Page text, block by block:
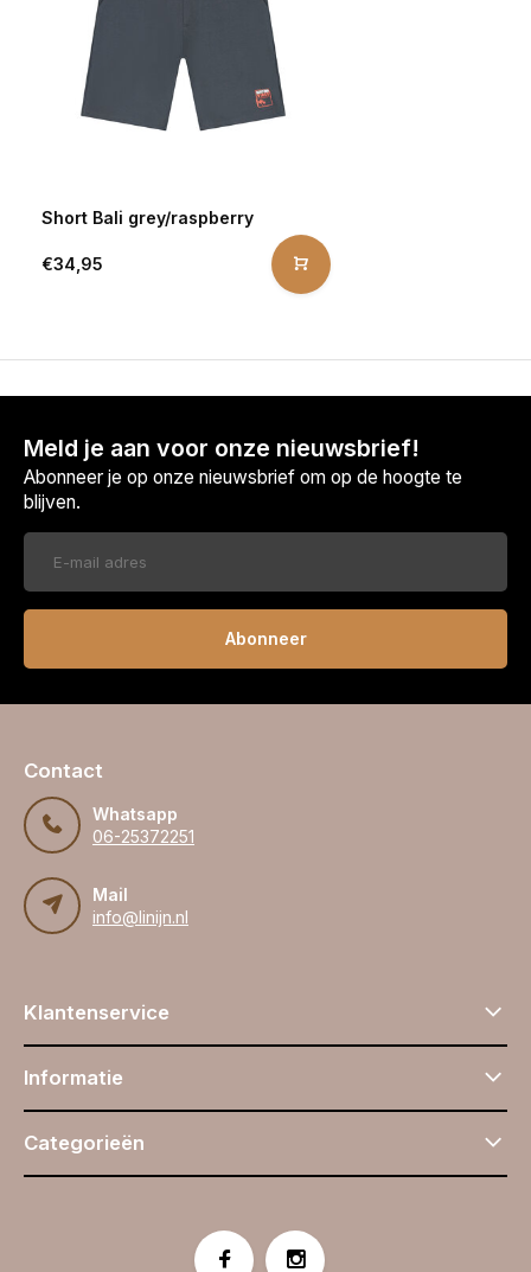
Short Bali grey/raspberry
€34,95
Meld je aan voor onze nieuwsbrief!
Abonneer je op onze nieuwsbrief om op de hoogte te
blijven.
Abonneer
Contact
Whatsapp
06-25372251
Mail
info@linijn.nl
Klantenservice
Informatie
Categorieën